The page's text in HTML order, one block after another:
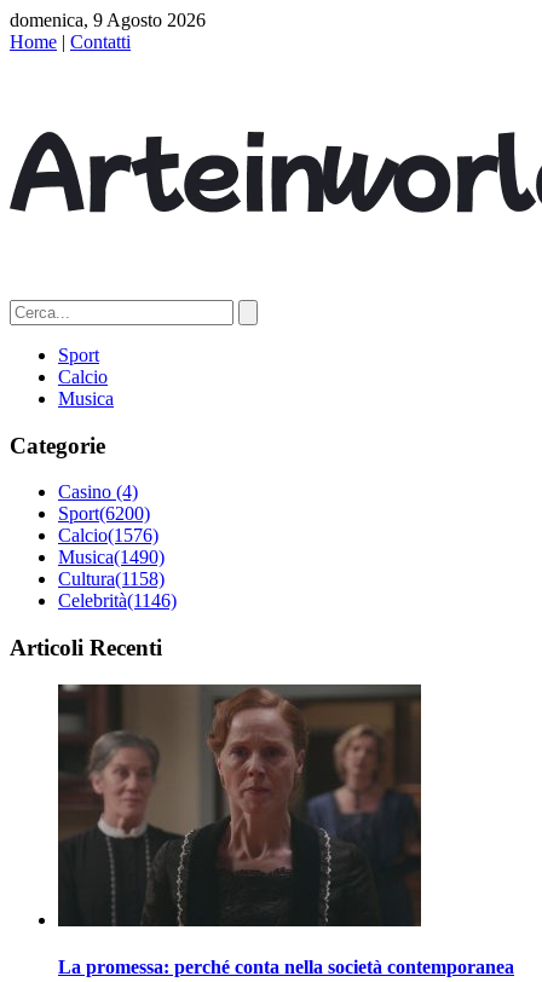
domenica, 9 Agosto 2026
Home | Contatti
Sport
Calcio
Musica
Categorie
Casino (4)
Sport(6200)
Calcio(1576)
Musica(1490)
Cultura(1158)
Celebrità(1146)
Articoli Recenti
La promessa: perché conta nella società contemporanea